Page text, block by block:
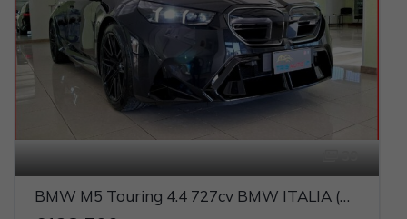
BMW M5 Touring 4.4 727cv BMW ITALIA (CARBOCERAMICI)